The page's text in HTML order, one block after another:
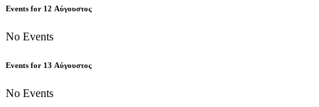
Events for 12 Αύγουστος
No Events
Events for 13 Αύγουστος
No Events